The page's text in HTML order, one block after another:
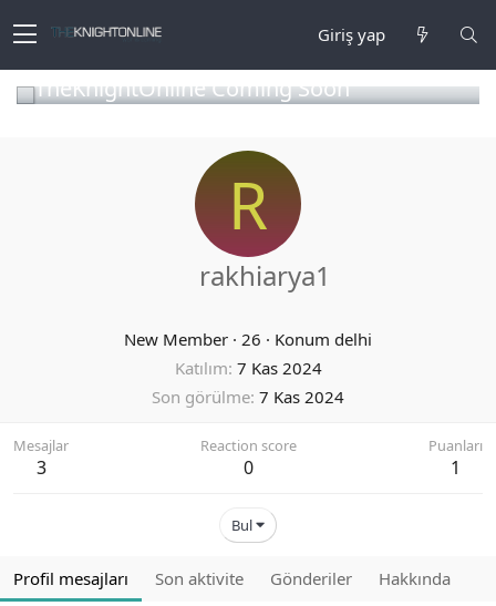
Giriş yap
TheKnightOnline Coming Soon
R
rakhiarya1
New Member · 26 · Konum delhi
Katılım 7 Kas 2024
Son görülme 7 Kas 2024
Mesajlar
3
Reaction score
0
Puanları
1
Bul
Profil mesajları Son aktivite Gönderiler Hakkında